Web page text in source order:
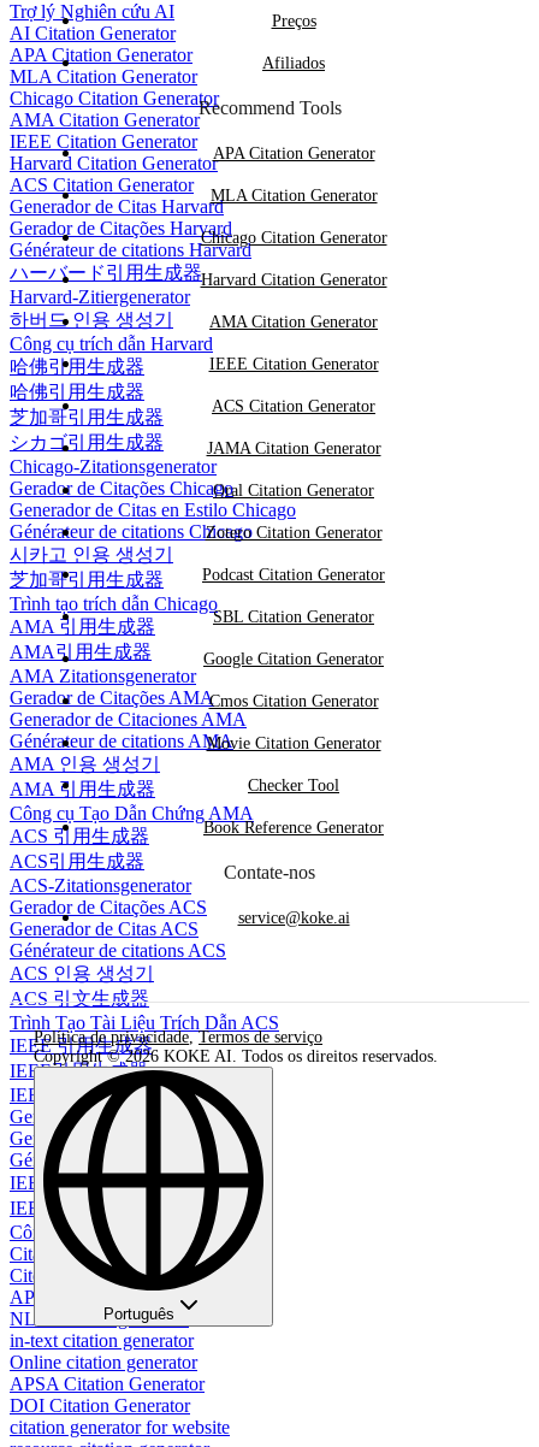
Trợ lý Nghiên cứu AI
AI Citation Generator
APA Citation Generator
MLA Citation Generator
Chicago Citation Generator
AMA Citation Generator
IEEE Citation Generator
Harvard Citation Generator
ACS Citation Generator
Generador de Citas Harvard
Gerador de Citações Harvard
Générateur de citations Harvard
ハーバード引用生成器
Harvard-Zitiergenerator
하버드 인용 생성기
Công cụ trích dẫn Harvard
哈佛引用生成器
哈佛引用生成器
芝加哥引用生成器
シカゴ引用生成器
Chicago-Zitationsgenerator
Gerador de Citações Chicago
Generador de Citas en Estilo Chicago
Générateur de citations Chicago
시카고 인용 생성기
芝加哥引用生成器
Trình tạo trích dẫn Chicago
AMA 引用生成器
AMA引用生成器
AMA Zitationsgenerator
Gerador de Citações AMA
Generador de Citaciones AMA
Générateur de citations AMA
AMA 인용 생성기
AMA 引用生成器
Công cụ Tạo Dẫn Chứng AMA
ACS 引用生成器
ACS引用生成器
ACS-Zitationsgenerator
Gerador de Citações ACS
Generador de Citas ACS
Générateur de citations ACS
ACS 인용 생성기
ACS 引文生成器
Trình Tạo Tài Liệu Trích Dẫn ACS
IEEE 引用生成器
IEEE引用生成器
IEEE-Zitationsgenerator
Gerador de Citações IEEE
Generador de citas IEEE
Générateur de citations IEEE
IEEE 인용 생성기
IEEE 參考文獻生成器
Công cụ Trích dẫn IEEE
Citation Creation
Cite Youtube Video
APA Citation YouTube Video
NLM citation generator
in-text citation generator
Online citation generator
APSA Citation Generator
DOI Citation Generator
citation generator for website
Preços
Afiliados
Recommend Tools
APA Citation Generator
MLA Citation Generator
Chicago Citation Generator
Harvard Citation Generator
AMA Citation Generator
IEEE Citation Generator
ACS Citation Generator
JAMA Citation Generator
Oral Citation Generator
Zotero Citation Generator
Podcast Citation Generator
SBL Citation Generator
Google Citation Generator
Cmos Citation Generator
Movie Citation Generator
Checker Tool
Book Reference Generator
Contate-nos
service@koke.ai
Política de privacidade,Termos de serviço
Copyright © 2026 KOKE AI. Todos os direitos reservados.
Português